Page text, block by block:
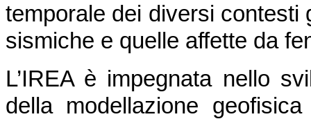
temporale dei diversi contesti
sismiche e quelle affette da
L’IREA è impegnata nello
della modellazione